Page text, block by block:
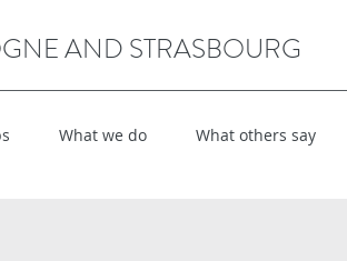
AND STRASBOURG
What we do What others say